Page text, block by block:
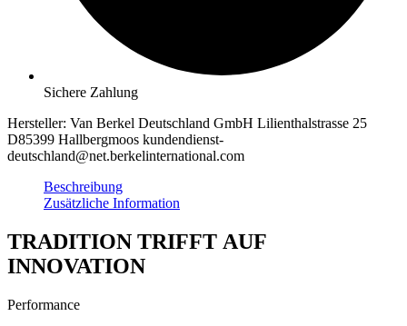
Sichere Zahlung
Hersteller: Van Berkel Deutschland GmbH Lilienthalstrasse 25
D85399 Hallbergmoos kundendienst-
deutschland@net.berkelinternational.com
Beschreibung
Zusätzliche Information
TRADITION TRIFFT AUF
INNOVATION
Performance